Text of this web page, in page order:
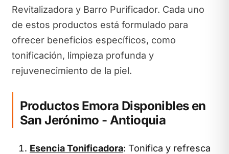
Revitalizadora y Barro Purificador. Cada uno
de estos productos está formulado para
ofrecer beneficios específicos, como
tonificación, limpieza profunda y
rejuvenecimiento de la piel.
Productos Emora Disponibles en
San Jerónimo - Antioquia
Esencia Tonificadora: Tonifica y refresca